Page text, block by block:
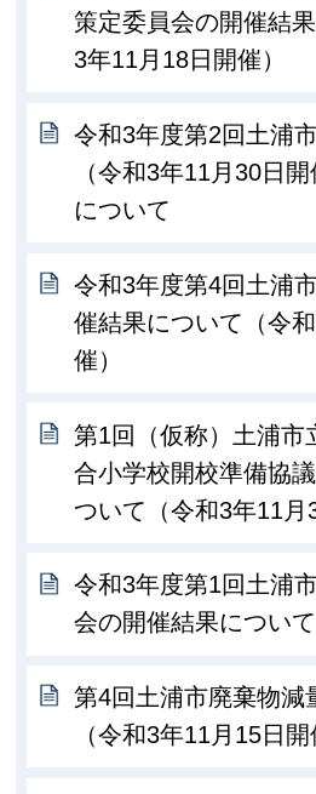
策定委員会の開催結
3年11月18日開催）
令和3年度第2回土浦
（令和3年11月30日
について
令和3年度第4回土浦
催結果について（令
催）
第1回（仮称）土浦市
合小学校開校準備協
ついて（令和3年11月
令和3年度第1回土浦
会の開催結果について
第4回土浦市廃棄物減
（令和3年11月15日開